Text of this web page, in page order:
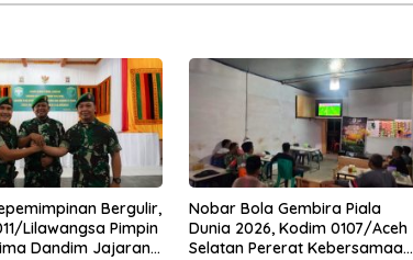
Bergulir,
Lilawangsa Pimpin
Dandim Jajaran
Nobar Bola Gembira Piala
Dunia 2026, Kodim 0107/Aceh
Selatan Pererat Kebersamaan